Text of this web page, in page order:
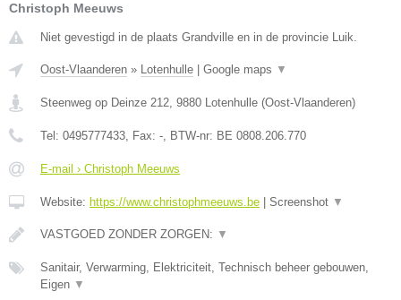
Christoph Meeuws
Niet gevestigd in de plaats Grandville en in de provincie Luik.
Oost-Vlaanderen » Lotenhulle Google maps ▼
Steenweg op Deinze 212, 9880 Lotenhulle (Oost-Vlaanderen)
Tel: 0495777433, Fax: -, BTW-nr: BE 0808.206.770
E-mail › Christoph Meeuws
Website: https://www.christophmeeuws.be Screenshot ▼
VASTGOED ZONDER ZORGEN: ▼
Sanitair, Verwarming, Elektriciteit, Technisch beheer gebouwen,
Eigen ▼